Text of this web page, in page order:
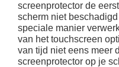
screenprotector de
scherm niet
speciale manier
van het touchscreen
van tijd niet eens meer
screenprotector op je